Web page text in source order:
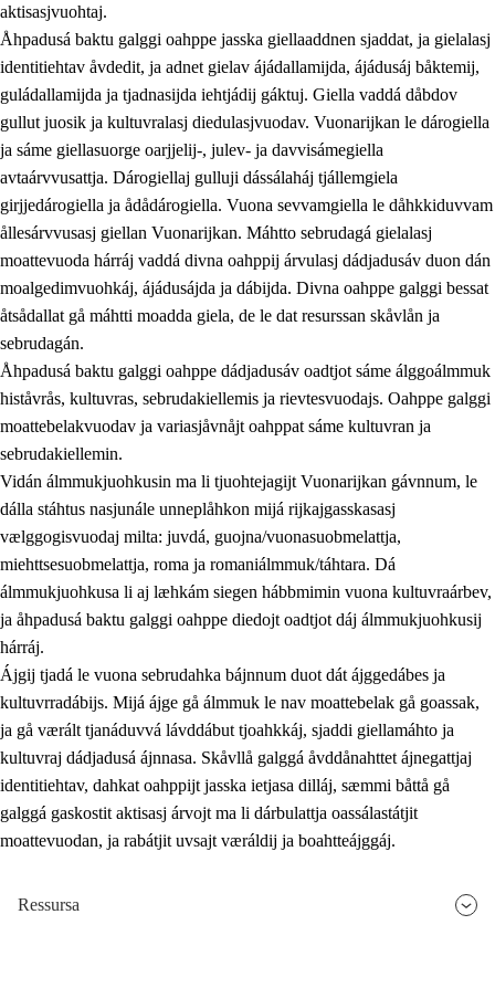
aktisasjvuohtaj.
Åhpadusá baktu galggi oahppe jasska giellaaddnen sjaddat, ja gielalasj
identitiehtav åvdedit, ja adnet gielav ájádallamijda, ájádusáj båktemij,
guládallamijda ja tjadnasijda iehtjádij gáktuj. Giella vaddá dåbdov
gullut juosik ja kultuvralasj diedulasjvuodav. Vuonarijkan le dárogiella
ja sáme giellasuorge oarjjelij-, julev- ja davvisámegiella
avtaárvvusattja. Dárogiellaj gulluji dássálaháj tjállemgiela
girjjedárogiella ja ådådárogiella. Vuona sevvamgiella le dåhkkiduvvam
ållesárvvusasj giellan Vuonarijkan. Máhtto sebrudagá gielalasj
moattevuoda hárráj vaddá divna oahppij árvulasj dádjadusáv duon dán
moalgedimvuohkáj, ájádusájda ja dábijda. Divna oahppe galggi bessat
åtsådallat gå máhtti moadda giela, de le dat resurssan skåvlån ja
sebrudagán.
Åhpadusá baktu galggi oahppe dádjadusáv oadtjot sáme álggoálmmuk
histåvrås, kultuvras, sebrudakiellemis ja rievtesvuodajs. Oahppe galggi
moattebelakvuodav ja variasjåvnåjt oahppat sáme kultuvran ja
sebrudakiellemin.
Vidán álmmukjuohkusin ma li tjuohtejagijt Vuonarijkan gávnnum, le
dálla stáhtus nasjunále unneplåhkon mijá rijkajgasskasasj
vælggogisvuodaj milta: juvdá, guojna/vuonasuobmelattja,
miehttsesuobmelattja, roma ja romaniálmmuk/táhtara. Dá
álmmukjuohkusa li aj læhkám siegen hábbmimin vuona kultuvraárbev,
ja åhpadusá baktu galggi oahppe diedojt oadtjot dáj álmmukjuohkusij
hárráj.
Ájgij tjadá le vuona sebrudahka bájnnum duot dát ájggedábes ja
kultuvrradábijs. Mijá ájge gå álmmuk le nav moattebelak gå goassak,
ja gå værált tjanáduvvá lávddábut tjoahkkáj, sjaddi giellamáhto ja
kultuvraj dádjadusá ájnnasa. Skåvllå galggá åvddånahttet ájnegattjaj
identitiehtav, dahkat oahppijt jasska ietjasa dilláj, sæmmi båttå gå
galggá gaskostit aktisasj árvojt ma li dárbulattja oassálastátjit
moattevuodan, ja rabátjit uvsajt væráldij ja boahtteájggáj.
Ressursa